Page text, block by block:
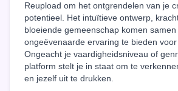
Reupload om het ontgrendelen van je
potentieel. Het intuïtieve ontwerp,
bloeiende gemeenschap komen
ongeëvenaarde ervaring te bieden
Ongeacht je vaardigheidsniveau of
platform stelt je in staat om te
en jezelf uit te drukken.